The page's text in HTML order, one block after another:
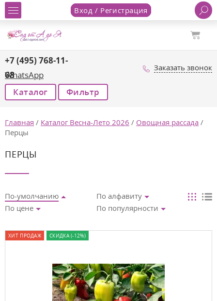
Вход / Регистрация
+7 (495) 768-11-
68
WhatsApp
Заказать звонок
Каталог Фильтр
Главная / Каталог Весна-Лето 2026 / Овощная рассада /
Перцы
ПЕРЦЫ
По-умолчанию
По алфавиту
По цене
По популярности
ХИТ ПРОДАЖ СКИДКА (-12%)